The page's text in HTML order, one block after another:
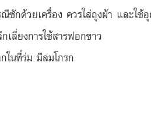
ซักด้วยเครื่อง ควรใส่ถุงผ้า และใ
เลี่ยงการใช้สารฟอกขาว
ในที่ร่ม มีลมโกรก